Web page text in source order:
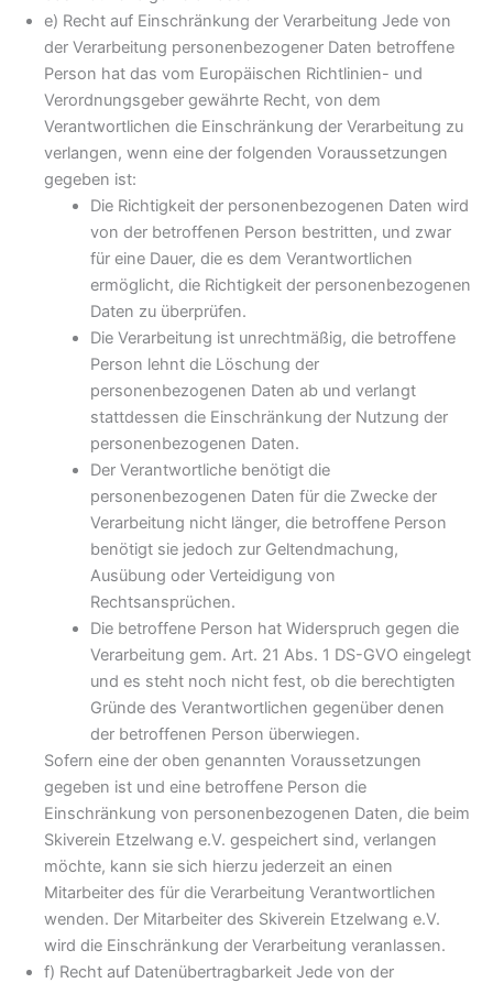
e) Recht auf Einschränkung der Verarbeitung Jede von
der Verarbeitung personenbezogener Daten betroffene
Person hat das vom Europäischen Richtlinien- und
Verordnungsgeber gewährte Recht, von dem
Verantwortlichen die Einschränkung der Verarbeitung zu
verlangen, wenn eine der folgenden Voraussetzungen
gegeben ist:
Die Richtigkeit der personenbezogenen Daten wird
von der betroffenen Person bestritten, und zwar
für eine Dauer, die es dem Verantwortlichen
ermöglicht, die Richtigkeit der personenbezogenen
Daten zu überprüfen.
Die Verarbeitung ist unrechtmäßig, die betroffene
Person lehnt die Löschung der
personenbezogenen Daten ab und verlangt
stattdessen die Einschränkung der Nutzung der
personenbezogenen Daten.
Der Verantwortliche benötigt die
personenbezogenen Daten für die Zwecke der
Verarbeitung nicht länger, die betroffene Person
benötigt sie jedoch zur Geltendmachung,
Ausübung oder Verteidigung von
Rechtsansprüchen.
Die betroffene Person hat Widerspruch gegen die
Verarbeitung gem. Art. 21 Abs. 1 DS-GVO eingelegt
und es steht noch nicht fest, ob die berechtigten
Gründe des Verantwortlichen gegenüber denen
der betroffenen Person überwiegen.
Sofern eine der oben genannten Voraussetzungen
gegeben ist und eine betroffene Person die
Einschränkung von personenbezogenen Daten, die beim
Skiverein Etzelwang e.V. gespeichert sind, verlangen
möchte, kann sie sich hierzu jederzeit an einen
Mitarbeiter des für die Verarbeitung Verantwortlichen
wenden. Der Mitarbeiter des Skiverein Etzelwang e.V.
wird die Einschränkung der Verarbeitung veranlassen.
f) Recht auf Datenübertragbarkeit Jede von der